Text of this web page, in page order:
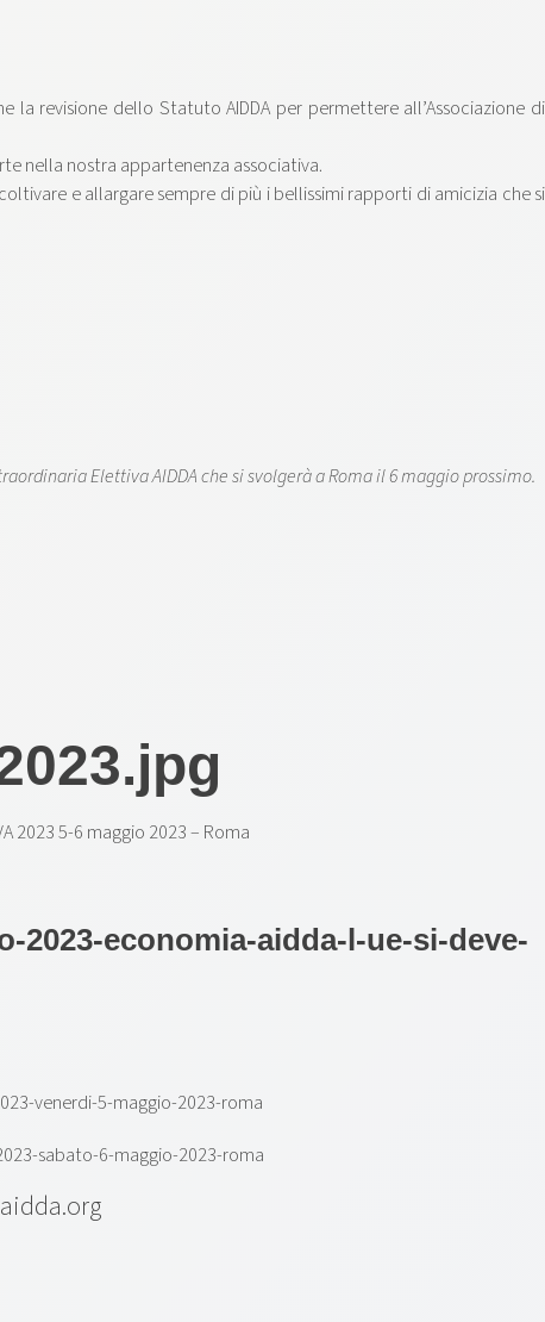
revisione dello Statuto AIDDA per permettere all’Associazione di
nella nostra appartenenza associativa.
e allargare sempre di più i bellissimi rapporti di amicizia che si
Elettiva AIDDA che si svolgerà a Roma il 6 maggio prossimo.
2023 5-6 maggio 2023 – Roma
economia-aidda-l-ue-si-deve-
venerdi-5-maggio-2023-roma
sabato-6-maggio-2023-roma